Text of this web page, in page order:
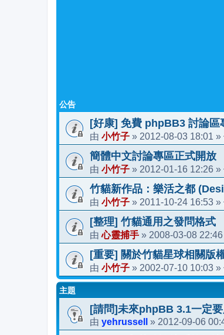
公告
[好康] 免費 phpBB3 討論區
由 小竹子 » 2012-08-03 18:01 »
簡體中文討論專區正式開放
由 小竹子 » 2012-01-16 12:26 »
竹貓新作品：樂活之都
由 小竹子 » 2011-10-24 16:53 »
[整理] 竹貓通用之發問格式
由心靈捕手 » 2008-03-08 22:46
[重要] 關於竹貓星球相關版
由 小竹子 » 2002-07-10 10:03 »
主題
[請問]未來phpBB 3.1一定
由 yehrussell » 2012-09-06